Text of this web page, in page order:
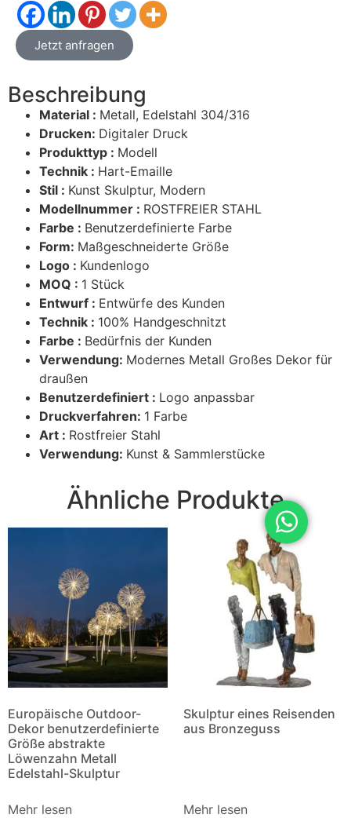
Jetzt anfragen
Beschreibung
Material : Metall, Edelstahl 304/316
Drucken: Digitaler Druck
Produkttyp : Modell
Technik : Hart-Emaille
Stil : Kunst Skulptur, Modern
Modellnummer : ROSTFREIER STAHL
Farbe : Benutzerdefinierte Farbe
Form: Maßgeschneiderte Größe
Logo : Kundenlogo
MOQ : 1 Stück
Entwurf : Entwürfe des Kunden
Technik : 100% Handgeschnitzt
Farbe : Bedürfnis der Kunden
Verwendung: Modernes Metall Großes Dekor für
draußen
Benutzerdefiniert : Logo anpassbar
Druckverfahren: 1 Farbe
Art : Rostfreier Stahl
Verwendung: Kunst & Sammlerstücke
Ähnliche Produkte
Europäische Outdoor-
Dekor benutzerdefinierte
Größe abstrakte
Löwenzahn Metall
Edelstahl-Skulptur
Mehr lesen
Skulptur eines Reisenden
aus Bronzeguss
Mehr lesen